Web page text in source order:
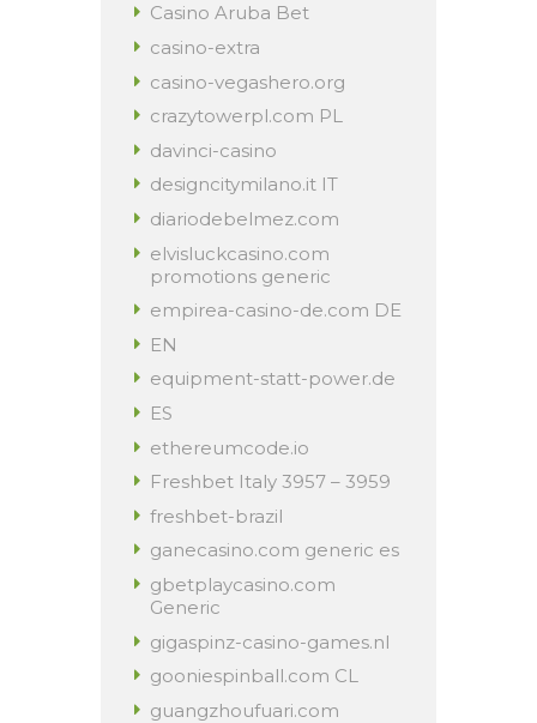
Casino Aruba Bet
casino-extra
casino-vegashero.org
crazytowerpl.com PL
davinci-casino
designcitymilano.it IT
diariodebelmez.com
elvisluckcasino.com
promotions generic
empirea-casino-de.com DE
EN
equipment-statt-power.de
ES
ethereumcode.io
Freshbet Italy 3957 – 3959
freshbet-brazil
ganecasino.com generic es
gbetplaycasino.com
Generic
gigaspinz-casino-games.nl
gooniespinball.com CL
guangzhoufuari.com